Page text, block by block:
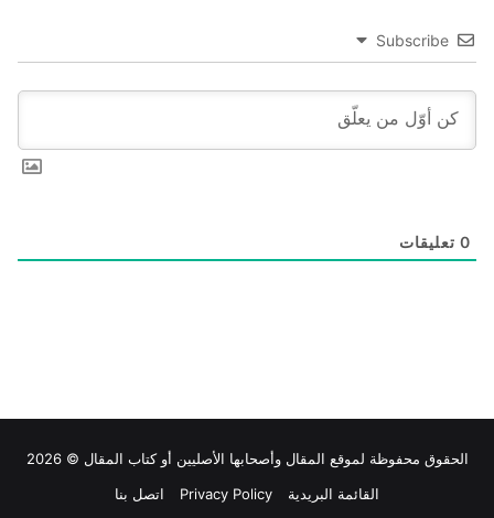
Subscribe
0 تعليقات
الحقوق محفوظة لموقع المقال وأصحابها الأصليين أو كتاب المقال © 2026
القائمة البريدية
Privacy Policy اتصل بنا